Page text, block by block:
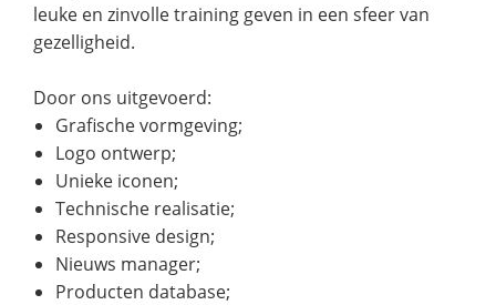
leuke en zinvolle training geven in een sfeer van
gezelligheid.
Door ons uitgevoerd:
Grafische vormgeving;
Logo ontwerp;
Unieke iconen;
Technische realisatie;
Responsive design;
Nieuws manager;
Producten database;